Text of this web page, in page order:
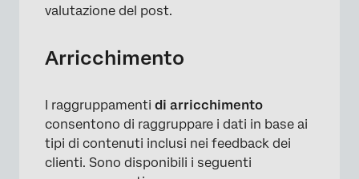
valutazione del post.
Arricchimento
I raggruppamenti di arricchimento
consentono di raggruppare i dati in base ai
tipi di contenuti inclusi nei feedback dei
clienti. Sono disponibili i seguenti